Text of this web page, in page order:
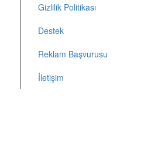
Gizlilik Politikası
Destek
Reklam Başvurusu
İletişim